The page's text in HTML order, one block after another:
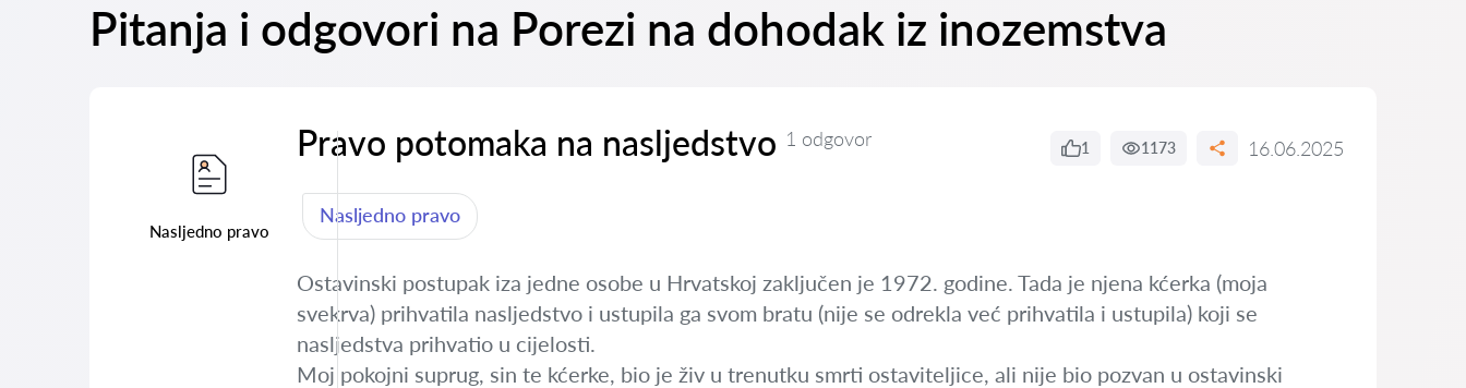
Pitanja i odgovori na Porezi na dohodak iz inozemstva
Nasljedno pravo
Pravo potomaka na nasljedstvo 1 odgovor 1 1173 16.06.2025
Nasljedno pravo
Ostavinski postupak iza jedne osobe u Hrvatskoj zaključen je 1972. godine. Tada je njena kćerka (moja
svekrva) prihvatila nasljedstvo i ustupila ga svom bratu (nije se odrekla već prihvatila i ustupila) koji se
nasljedstva prihvatio u cijelosti.
Moj pokojni suprug, sin te kćerke, bio je živ u trenutku smrti ostaviteljice, ali nije bio pozvan u ostavinski